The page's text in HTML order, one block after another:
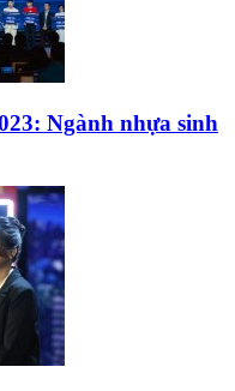
Ngành nhựa sinh